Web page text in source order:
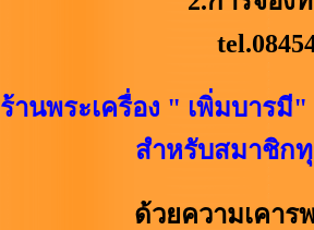
ร้านพระเครื่อง " เพิ่มบารมี
สำหรับสมาชิก
ด้วยความเคา